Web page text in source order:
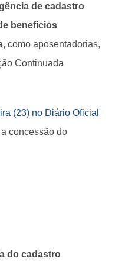
de cadastro
benefícios
como aposentadorias,
Continuada
(23) no Diário Oficial
concessão do
do cadastro